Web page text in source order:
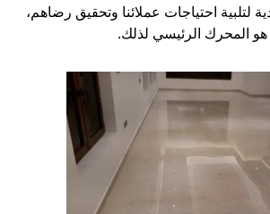
لتلبية احتياجات عملائنا وتحقيق رضاهم،
المحرك الرئيسي لذلك.